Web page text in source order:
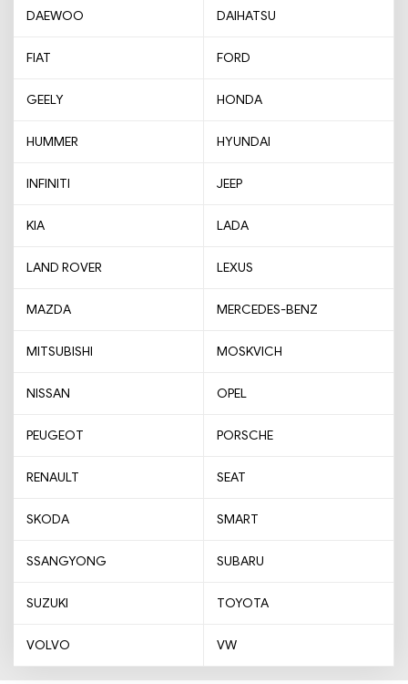
DAEWOO DAIHATSU
FIAT FORD
GEELY HONDA
HUMMER HYUNDAI
INFINITI JEEP
KIA LADA
LAND ROVER LEXUS
MAZDA MERCEDES-BENZ
MITSUBISHI MOSKVICH
NISSAN OPEL
PEUGEOT PORSCHE
RENAULT SEAT
SKODA SMART
SSANGYONG SUBARU
SUZUKI TOYOTA
VOLVO VW